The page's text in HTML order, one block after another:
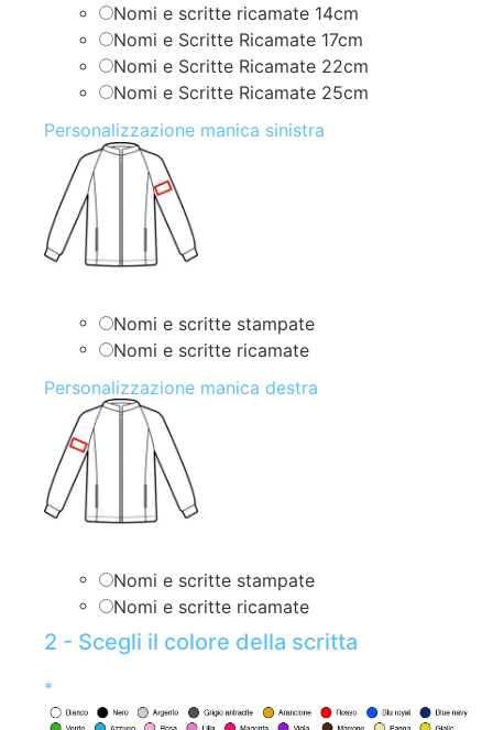
Nomi e scritte ricamate 14cm
Nomi e Scritte Ricamate 17cm
Nomi e Scritte Ricamate 22cm
Nomi e Scritte Ricamate 25cm
Personalizzazione manica sinistra
Nomi e scritte stampate
Nomi e scritte ricamate
Personalizzazione manica destra
Nomi e scritte stampate
Nomi e scritte ricamate
2 - Scegli il colore della scritta
*